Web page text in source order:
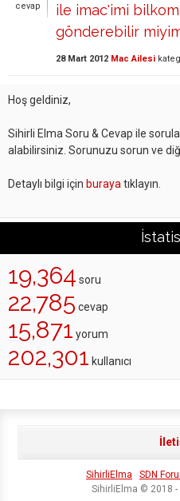
cevap
ile imac'imi
gönderebilir
28 Mart 2012 Mac Ailesi
Hoş geldiniz,
Sihirli Elma Soru & Cevap ile
alabilirsiniz. Sorunuzu sorun ve
Detaylı bilgi için buraya tıklayın.
19,364 soru
22,785 cevap
15,871 yorum
202,301 kullanıcı
SihirliElma SDN
SihirliElma © 2018 -